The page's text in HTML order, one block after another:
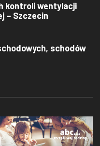
kontroli wentylacji
– Szczecin
schodów